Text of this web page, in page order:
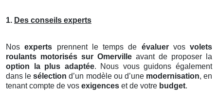
1. Des conseils experts
Nosexperts prennent le temps de évaluervos volets
roulants motorisés sur Omerville avant de proposer la
option la plus adaptée. Nous vous guidons également
dans lesélection d’un modèle ou d’une modernisation, en
tenant compte de vos exigences et de votre budget.